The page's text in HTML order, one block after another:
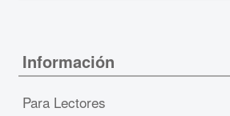
Información
Para Lectores